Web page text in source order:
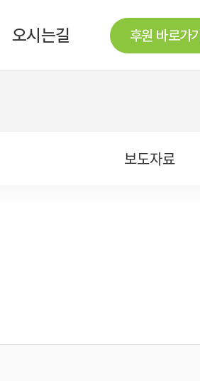
오시는길 후원 바로가기
보도자료